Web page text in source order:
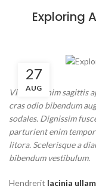
Exploring
27
AUG
Vivamus enim sagittis
cras odio bibendum
sodales. Dignissim
parturient enim
litora. Scelerisque a
bibendum vestibulum.
Hendrerit lacinia